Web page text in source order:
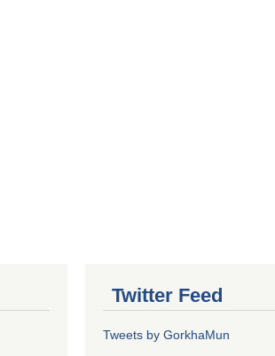
Twitter Feed
Tweets by GorkhaMun